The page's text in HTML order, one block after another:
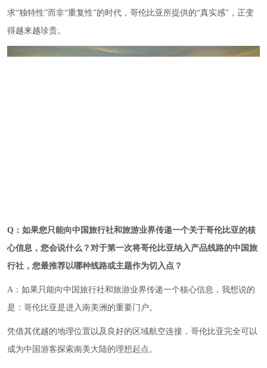
求“独特性”而非“重复性”的时代，哥伦比亚所提供的“真实感”，正变
得越来越珍贵。
Q ： 如果您只能向中国旅行社和旅游业界传递一个关于哥伦比亚的核
心信息，您会说什么？对于第一次将哥伦比亚纳入产品线路的中国旅
行社，您最推荐以哪种线路或主题作为切入点？
A：如果只能向中国旅行社和旅游业界传递一个核心信息，我想说的
是：哥伦比亚是进入南美洲的重要门户。
凭借其优越的地理位置以及良好的区域航空连接，哥伦比亚完全可以
成为中国游客探索南美大陆的理想起点。